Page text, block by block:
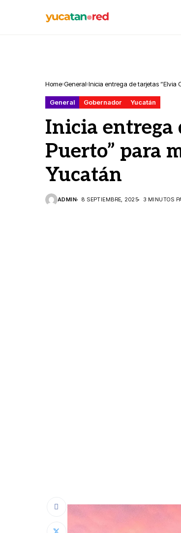
Home General Inicia entrega de tarjetas “Elvia
General Gobernador Yucatán
Inicia entrega
Puerto” para
Yucatán
ADMIN 8 SEPTIEMBRE, 2025 3 MINUTOS